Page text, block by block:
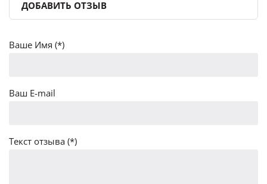
ДОБАВИТЬ ОТЗЫВ
Ваше Имя (*)
Ваш E-mail
Текст отзыва (*)